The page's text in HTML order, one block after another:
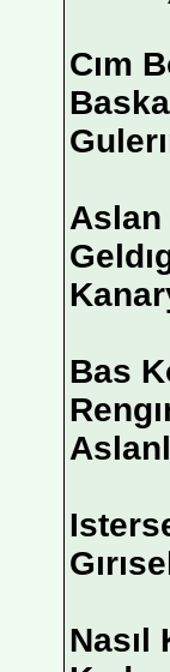
Cım
Aslan
Bas
Nasıl